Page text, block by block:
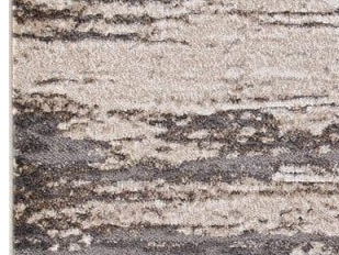
Коричневый
Кремовый
Оливковый
Разноцветный
Розовый
Серый
Синий
Фиолетовый
Черный
По
цене
от
100